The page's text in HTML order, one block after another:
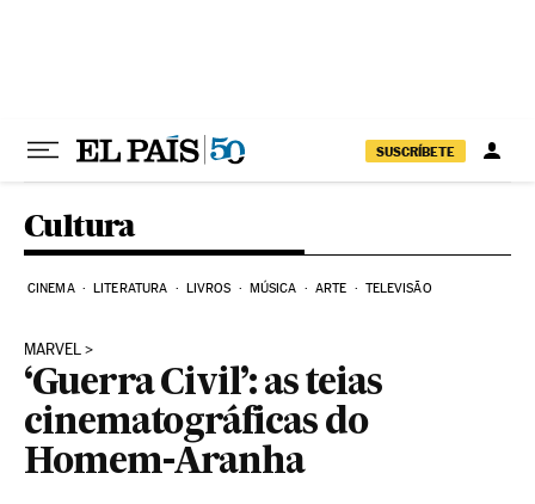
SUSCRÍBETE
Cultura
CINEMA LITERATURA LIVROS MÚSICA ARTE TELEVISÃO
MARVEL
‘Guerra Civil’: as teias
cinematográficas do
Homem-Aranha